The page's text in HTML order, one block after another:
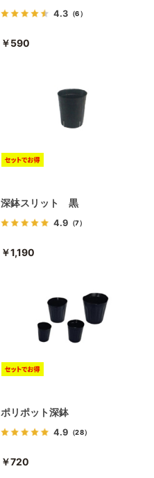
4.3 （6）
￥590
深鉢スリット 黒
4.9 （7）
￥1,190
ポリポット深鉢
4.9 （28）
￥720